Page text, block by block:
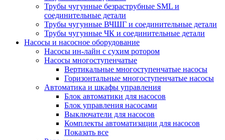
Трубы чугунные безраструбные SML и
соединительные детали
Трубы чугунные ВЧШГ и соединительные детали
Трубы чугунные ЧК и соединительные детали
Насосы и насосное оборудование
Насосы ин-лайн с сухим ротором
Насосы многоступенчатые
Вертикальные многоступенчатые насосы
Горизонтальные многоступенчатые насосы
Автоматика и шкафы управления
Блок автоматики для насосов
Блок управления насосами
Выключатели для насосов
Комплекты автоматизации для насосов
Показать все